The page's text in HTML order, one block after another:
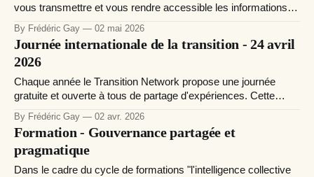
vous transmettre et vous rendre accessible les informations
transition, nous avons mis en place un nouveau site web
orienté publication de nouvelles, à l'image de ce qu&
By Frédéric Gay 02 mai 2026
Journée internationale de la transition - 24 avril
2026
Chaque année le Transition Network propose une journée
gratuite et ouverte à tous de partage d'expériences. Cette
proposée. Voici le programme en français. Day of Transition
Practise 2026 Programme & RegistrationsJoin us in a very
special day when Transitioners all
By Frédéric Gay 02 avr. 2026
Formation - Gouvernance partagée et
pragmatique
Dans le cadre du cycle de formations "l'intelligence collective